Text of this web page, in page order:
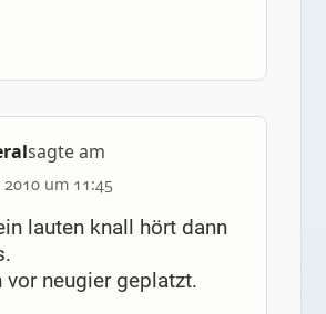
sagte am
um 11:45
lauten knall hört dann
vor neugier geplatzt.